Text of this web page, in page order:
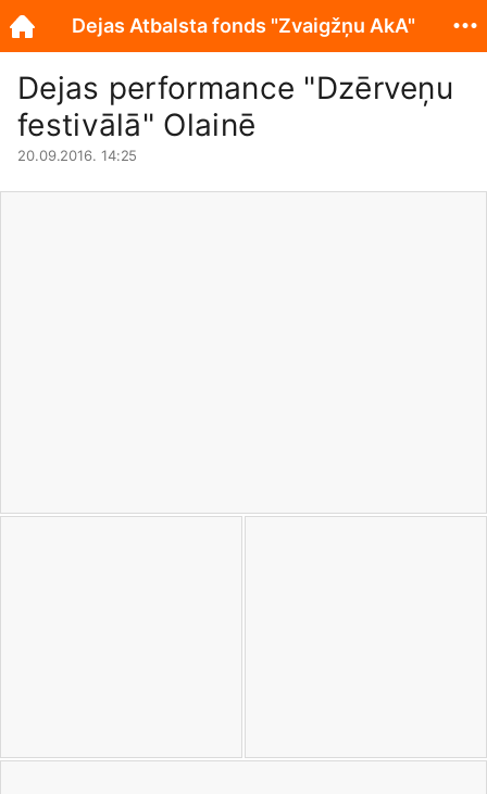
Dejas performance "Dzērveņu
festivālā" Olainē
20.09.2016. 14:25
Dejas Atbalsta fonds "Zvaigžņu AkA"